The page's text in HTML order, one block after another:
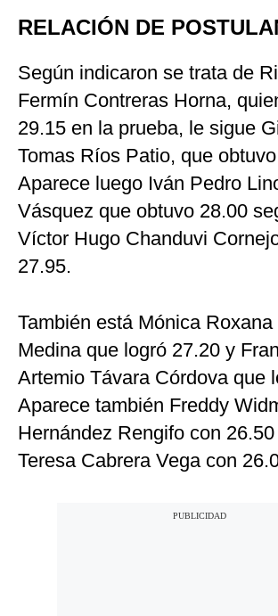
RELACIÓN DE
Según indicaron se trata de
Fermín Contreras Horna,
29.15 en la prueba, le sigue
Tomas Ríos Patio, que
Aparece luego Iván Pedro
Vásquez que obtuvo 28.00
Víctor Hugo Chanduvi
27.95.
También está Mónica Roxana
Medina que logró 27.20 y
Artemio Távara Córdova que
Aparece también Freddy
Hernández Rengifo con
Teresa Cabrera Vega con